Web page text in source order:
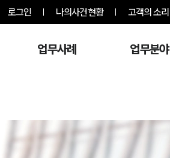
로그인 나의사건현황 고객의 소리
업무사례 업무분야